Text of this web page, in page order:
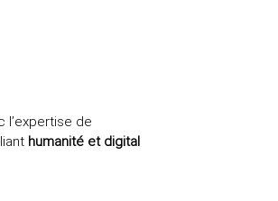
l’expertise de
humanité et digital